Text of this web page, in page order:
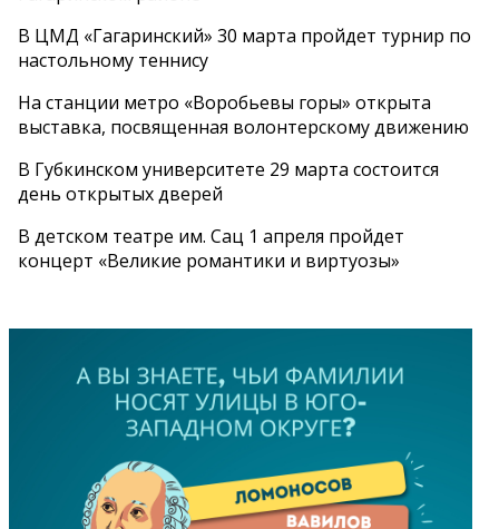
В ЦМД «Гагаринский» 30 марта пройдет турнир по
настольному теннису
На станции метро «Воробьевы горы» открыта
выставка, посвященная волонтерскому движению
В Губкинском университете 29 марта состоится
день открытых дверей
В детском театре им. Сац 1 апреля пройдет
концерт «Великие романтики и виртуозы»